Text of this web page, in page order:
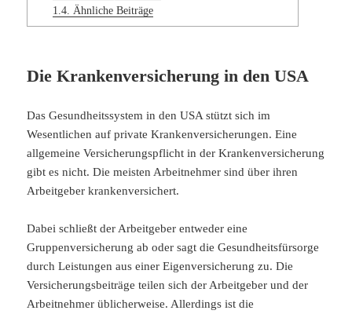
1.4. Ähnliche Beiträge
Die Krankenversicherung in den USA
Das Gesundheitssystem in den USA stützt sich im
Wesentlichen auf private Krankenversicherungen. Eine
allgemeine Versicherungspflicht in der Krankenversicherung
gibt es nicht. Die meisten Arbeitnehmer sind über ihren
Arbeitgeber krankenversichert.
Dabei schließt der Arbeitgeber entweder eine
Gruppenversicherung ab oder sagt die Gesundheitsfürsorge
durch Leistungen aus einer Eigenversicherung zu. Die
Versicherungsbeiträge teilen sich der Arbeitgeber und der
Arbeitnehmer üblicherweise. Allerdings ist die